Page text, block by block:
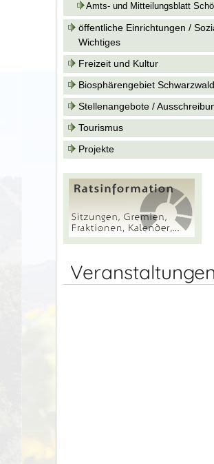
Amts- und Mitteilungsblatt
öffentliche Einrichtungen /
Wichtiges
Freizeit und Kultur
Biosphärengebiet Schwarzwald
Stellenangebote /
Tourismus
Projekte
Veranstaltungen